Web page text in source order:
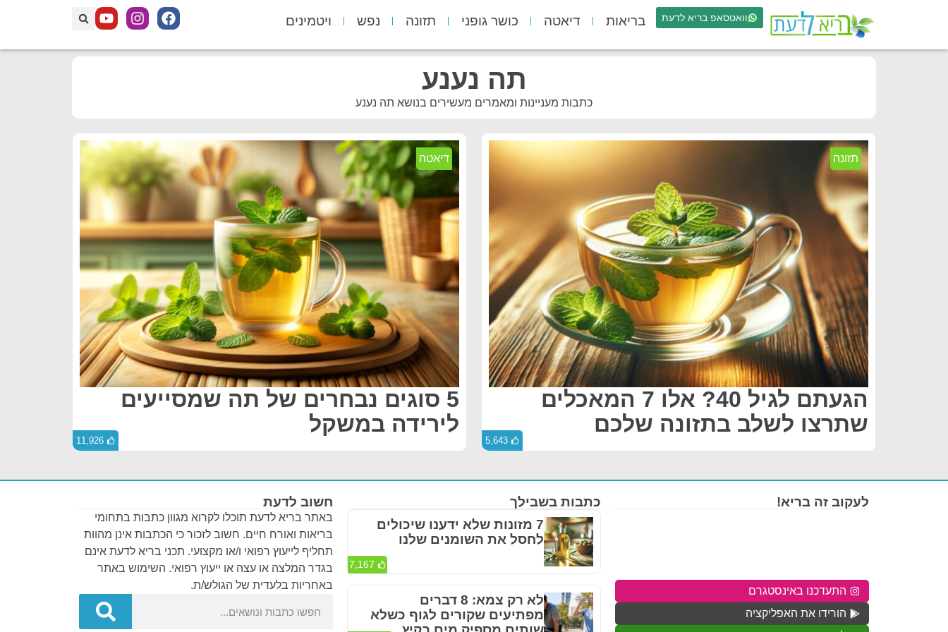
וואטסאפ בריא לדעת בריאות דיאטה כושר גופני תזונה נפש ויטמינים
תה נענע
כתבות מעניינות ומאמרים מעשירים בנושא תה נענע
תזונה
הגעתם לגיל 40? אלו 7 המאכלים
שתרצו לשלב בתזונה שלכם
5,643
דיאטה
5 סוגים נבחרים של תה שמסייעים
לירידה במשקל
11,926
חשוב לדעת
באתר בריא לדעת תוכלו לקרוא מגוון כתבות בתחומי
בריאות ואורח חיים. חשוב לזכור כי הכתבות אינן מהוות
תחליף לייעוץ רפואי ו/או מקצועי. תכני בריא לדעת אינם
בגדר המלצה או עצה או ייעוץ רפואי. השימוש באתר
באחריות בלעדית של הגולש/ת.
כתבות בשבילך
7 מזונות שלא ידענו שיכולים
לחסל את השומנים שלנו
7,167
לא רק צמא: 8 דברים
מפתיעים שקורים לגוף כשלא
לעקוב זה בריא!
התעדכנו באינסטגרם
הורידו את האפליקציה